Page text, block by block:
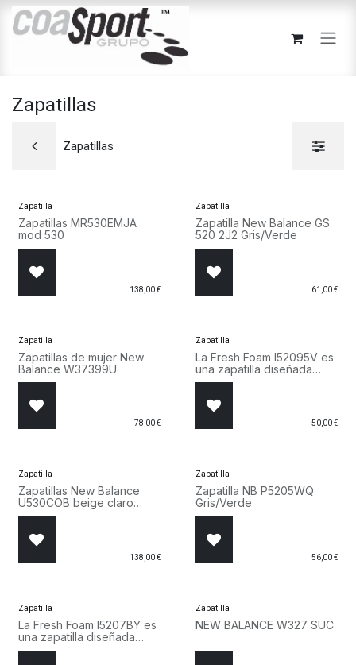
Ir al contenido
Zapatillas
Zapatillas
Zapatilla
Zapatillas MR530EMJA
mod 530
138,00€
Zapatilla
Zapatilla New Balance GS
520 2J2 Gris/Verde
61,00€
Zapatilla
Zapatillas de mujer New
Balance W37399U
78,00€
Zapatilla
La Fresh Foam I52095V es
una zapatilla diseñada
para el uso diario, ya sea
juego.
50,00€
Zapatilla
Zapatillas New Balance
U530COB beige claro
marrón oscuro
138,00€
Zapatilla
Zapatilla NB P5205WQ
Gris/Verde
56,00€
Zapatilla
La Fresh Foam I5207BY es
una zapatilla diseñada
para el uso diario, ya sea
Zapatilla
NEW BALANCE W327 SUC